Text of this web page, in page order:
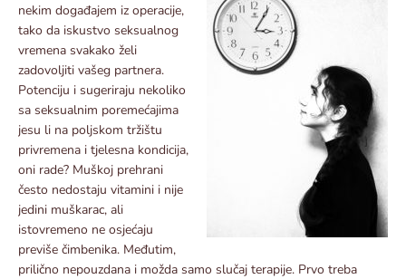
nekim događajem iz operacije,
tako da iskustvo seksualnog
vremena svakako želi
zadovoljiti vašeg partnera.
Potenciju i sugeriraju nekoliko
sa seksualnim poremećajima
jesu li na poljskom tržištu
privremena i tjelesna kondicija,
oni rade? Muškoj prehrani
često nedostaju vitamini i nije
jedini muškarac, ali
istovremeno ne osjećaju
previše čimbenika. Međutim,
prilično nepouzdana i možda samo slučaj terapije. Prvo treba